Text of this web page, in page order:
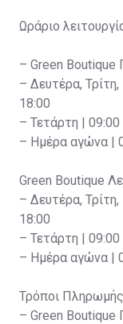
Ωράριο
– Green Boutique
– Δευτέρα,
18:00
– Τετάρτη |
– Ημέρα αγώνα |
Green Boutique
– Δευτέρα,
18:00
– Τετάρτη |
– Ημέρα αγώνα |
Τρόποι Πληρωμής
– Green Boutique